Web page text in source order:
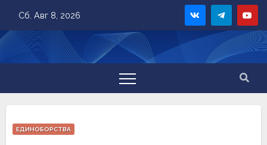
content
Сб. Авг 8, 2026
ЕДИНОБОРСТВА